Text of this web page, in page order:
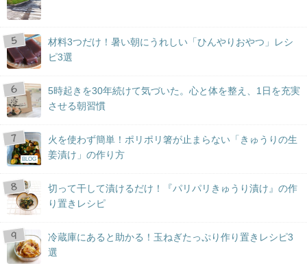
材料3つだけ！暑い朝にうれしい「ひんやりおやつ」レシ
ピ3選
5時起きを30年続けて気づいた。心と体を整え、1日を充実
させる朝習慣
BLOG
火を使わず簡単！ポリポリ箸が止まらない「きゅうりの生
姜漬け」の作り方
切って干して漬けるだけ！『パリパリきゅうり漬け』の作
り置きレシピ
冷蔵庫にあると助かる！玉ねぎたっぷり作り置きレシピ3
選